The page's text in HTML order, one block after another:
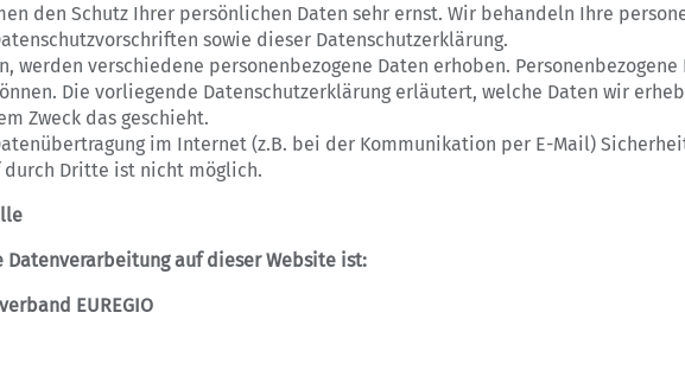
den Schutz Ihrer persönlichen Daten sehr ernst. Wir behandeln Ihre
sowie dieser Datenschutzerklärung.
werden verschiedene personenbezogene Daten erhoben.
Die vorliegende Datenschutzerklärung erläutert, welche Daten wir
Zweck das geschieht.
im Internet (z.B. bei der Kommunikation per E-Mail)
durch Dritte ist nicht möglich.
auf dieser Website ist:
EUREGIO